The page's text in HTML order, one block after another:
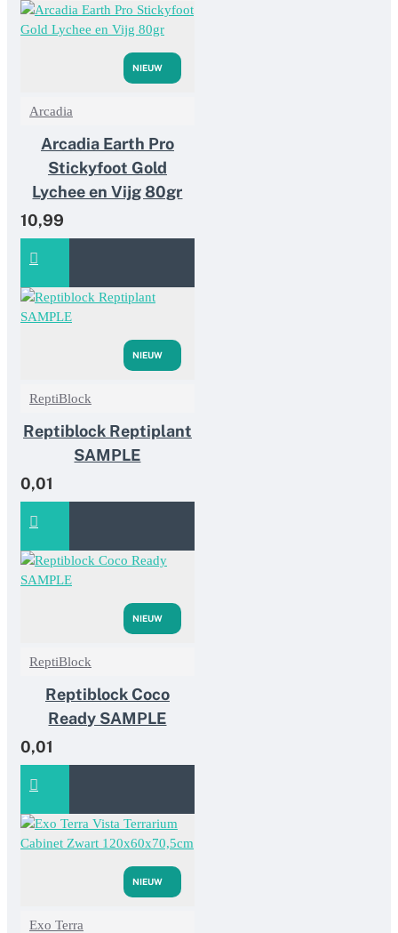
NIEUW
Arcadia
Arcadia Earth Pro
Stickyfoot Gold
Lychee en Vijg 80gr
10,99
NIEUW
ReptiBlock
Reptiblock Reptiplant
SAMPLE
0,01
NIEUW
ReptiBlock
Reptiblock Coco
Ready SAMPLE
0,01
NIEUW
Exo Terra